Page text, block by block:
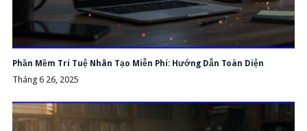
Phần Mềm Trí Tuệ Nhân Tạo Miễn Phí: Hướng Dẫn Toàn Diện
Tháng 6 26, 2025